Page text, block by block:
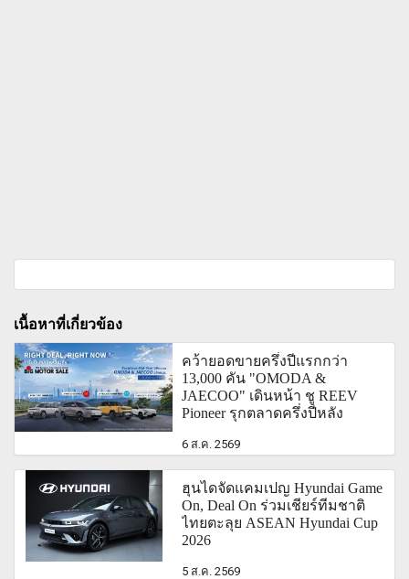
เนื้อหาที่เกี่ยวข้อง
คว้ายอดขายครึ่งปีแรกกว่า
13,000 คัน "OMODA &
JAECOO" เดินหน้า ชู REEV
Pioneer รุกตลาดครึ่งปีหลัง
6 ส.ค. 2569
ฮุนไดจัดแคมเปญ Hyundai Game
On, Deal On ร่วมเชียร์ทีมชาติ
ไทยตะลุย ASEAN Hyundai Cup
2026
5 ส.ค. 2569